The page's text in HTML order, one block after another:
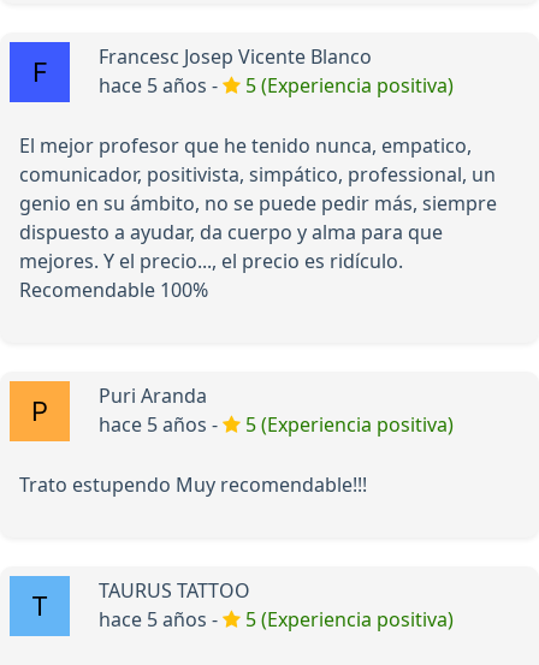
Francesc Josep Vicente Blanco
hace 5 años -
5 (Experiencia positiva)
El mejor profesor que he tenido nunca, empatico,
comunicador, positivista, simpático, professional, un
genio en su ámbito, no se puede pedir más, siempre
dispuesto a ayudar, da cuerpo y alma para que
mejores. Y el precio..., el precio es ridículo.
Recomendable 100%
Puri Aranda
hace 5 años -
5 (Experiencia positiva)
Trato estupendo Muy recomendable!!!
TAURUS TATTOO
hace 5 años -
5 (Experiencia positiva)